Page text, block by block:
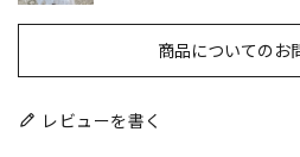
商品についてのお
レビューを書く